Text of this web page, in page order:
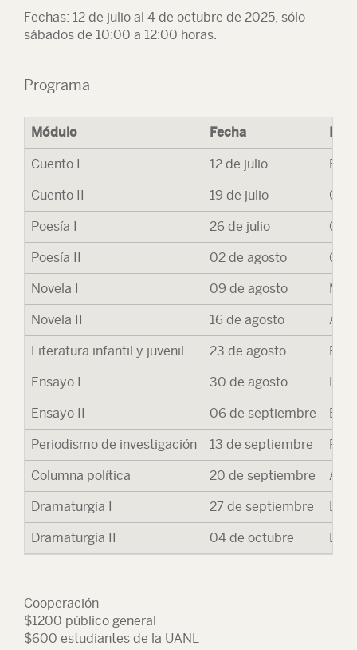
Fechas: 12 de julio al 4 de octubre de 2025, sólo
sábados de 10:00 a 12:00 horas.
Programa
Módulo Fecha
Cuento I 12 de julio
Cuento II 19 de julio
Poesía I 26 de julio
Poesía II 02 de agosto
Novela I 09 de agosto
Novela II 16 de agosto
Literatura infantil y juvenil 23 de agosto
Ensayo I 30 de agosto
Ensayo II 06 de septiembre
Periodismo de investigación 13 de septiembre
Columna política 20 de septiembre
Dramaturgia I 27 de septiembre Luis
Dramaturgia II 04 de octubre
Cooperación
$1200 público general
$600 estudiantes de la UANL